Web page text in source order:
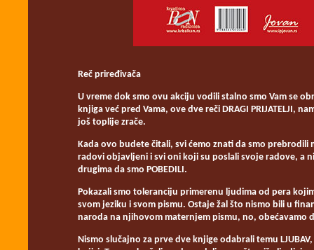
Reč priređivača
U vreme dok smo ovu akciju vodili stalno smo Vam se
knjiga već pred Vama, ove dve reči DRAGI PRIJATELJI,
još toplije zrače.
Kada ovo budete čitali, svi ćemo znati da smo
radovi objavljeni i svi oni koji su poslali svoje radove, a
drugima da smo POBEDILI.
Pokazali smo toleranciju primerenu ljudima od pera
svom jeziku i svom pismu. Ostaje žal što nismo bili u
naroda na njihovom maternjem pismu, no, obećavamo
Nismo slučajno za prve dve knjige odabrali temu